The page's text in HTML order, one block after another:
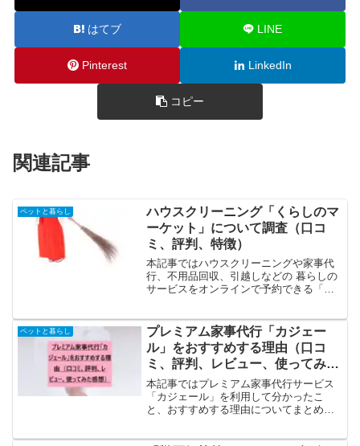
はてブ LINE
Pinterest LinkedIn
コピー
関連記事
ペットと暮らし
ハウスクリーニング「くらしのマ
ーケット」について調査（口コ
ミ、評判、特徴）
本記事ではハウスクリーニングや家事代
行、不用品回収、引越しなどの 暮らしの
サービスをオンラインで予約できる「く
す。忙しく家事をする時間がないハウス
クリーニングをお願いし...
ペットと暮らし
プレミアム家事代行「カジェー
ル」をおすすめする理由（口コ
ミ、評判、レビュー、使ってみた
感想）
本記事ではプレミアム家事代行サービス
「カジェール」を利用して分かったこ
と、おすすめする理由についてまとめた